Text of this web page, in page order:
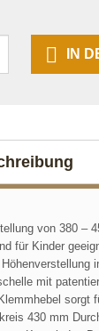
IN
von 380 –
für Kinder
Höhenverstellung
mit
sorgt
430 mm